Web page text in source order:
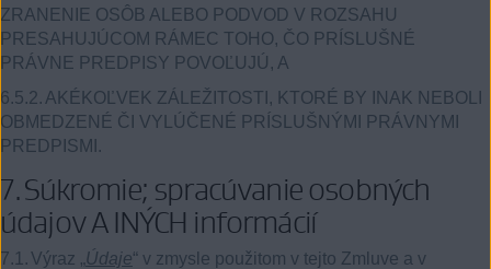
ZRANENIE OSÔB ALEBO PODVOD V ROZSAHU
PRESAHUJÚCOM RÁMEC TOHO, ČO PRÍSLUŠNÉ
PRÁVNE PREDPISY POVOĽUJÚ, A
6.5.2. AKÉKOĽVEK ZÁLEŽITOSTI, KTORÉ BY INAK NEBOLI
OBMEDZENÉ ČI VYLÚČENÉ PRÍSLUŠNÝMI PRÁVNYMI
PREDPISMI.
7.Súkromie; spracúvanie osobných
údajov A INÝCH informácií
7.1.Výraz „Údaje“ v zmysle použitom v tejto Zmluve a v